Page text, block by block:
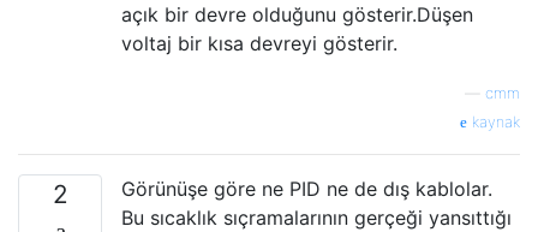
açık bir devre olduğunu gösterir.Düşen
voltaj bir kısa devreyi gösterir.
cmm
kaynak
2
Görünüşe göre ne PID ne de dış kablolar.
Bu sıcaklık sıçramalarının gerçeği yansıttığı